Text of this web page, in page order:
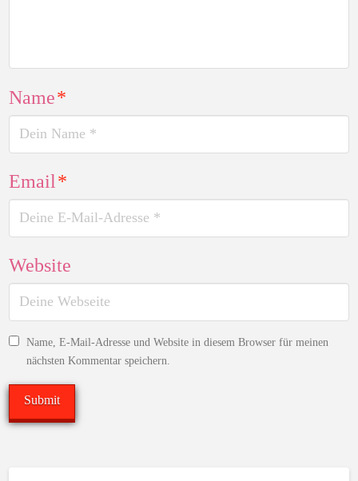
Name*
Email*
Website
Name, E-Mail-Adresse und Website in diesem Browser für meinen
nächsten Kommentar speichern.